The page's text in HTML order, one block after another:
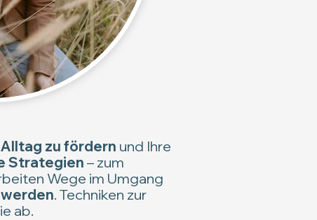
zu fördern und Ihre
Strategien– zum
Wege im Umgang
. Techniken zur
ab.